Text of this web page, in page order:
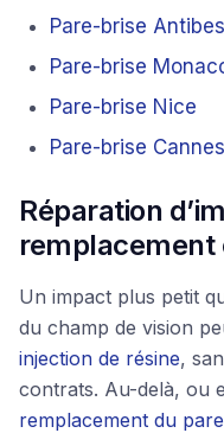
Pare-brise Antibes
Pare-brise
Pare-brise Nice
Pare-brise Cannes
Réparation
remplacement
Un impact plus petit
du champ de vision
injection de résine,
contrats. Au-delà, ou
remplacement du